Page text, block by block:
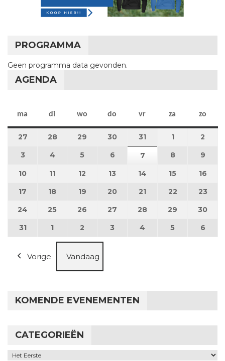
PROGRAMMA
Geen programma data gevonden.
AGENDA
ma maandag
di dinsdag
wo woensdag
do donderdag
vr vrijdag
za zaterdag
zo
27 27 juli 2026
28 28 juli 2026
29 29 juli 2026
30 30 juli 2026
31 31 juli 2026
11 augustus
2
3 3 augustus 2026
4 4 augustus 2026
5 5 augustus 2026
6 6 augustus 2026
7 7 augustus 2026
8 8 augustus
9
10 10 augustus 2026
11 11 augustus 2026
12 12 augustus 2026
13 13 augustus 2026
14 14 augustus 2026
15 15 16
17 17 augustus 2026
18 18 augustus 2026
19 19 augustus 2026
20 20 augustus 2026
21 21 augustus 2026
22 22 23
24 24 augustus 2026
25 25 augustus 2026
26 26 augustus 2026
27 27 augustus 2026
28 28 augustus 2026
29 29 30
3131 augustus 2026
1 1 september 2026
2 2 september 2026
3 3 september 2026
4 4 september 2026
5 5 6
Vorige Vandaag
KOMENDE EVENEMENTEN
CATEGORIEËN
Categorieën